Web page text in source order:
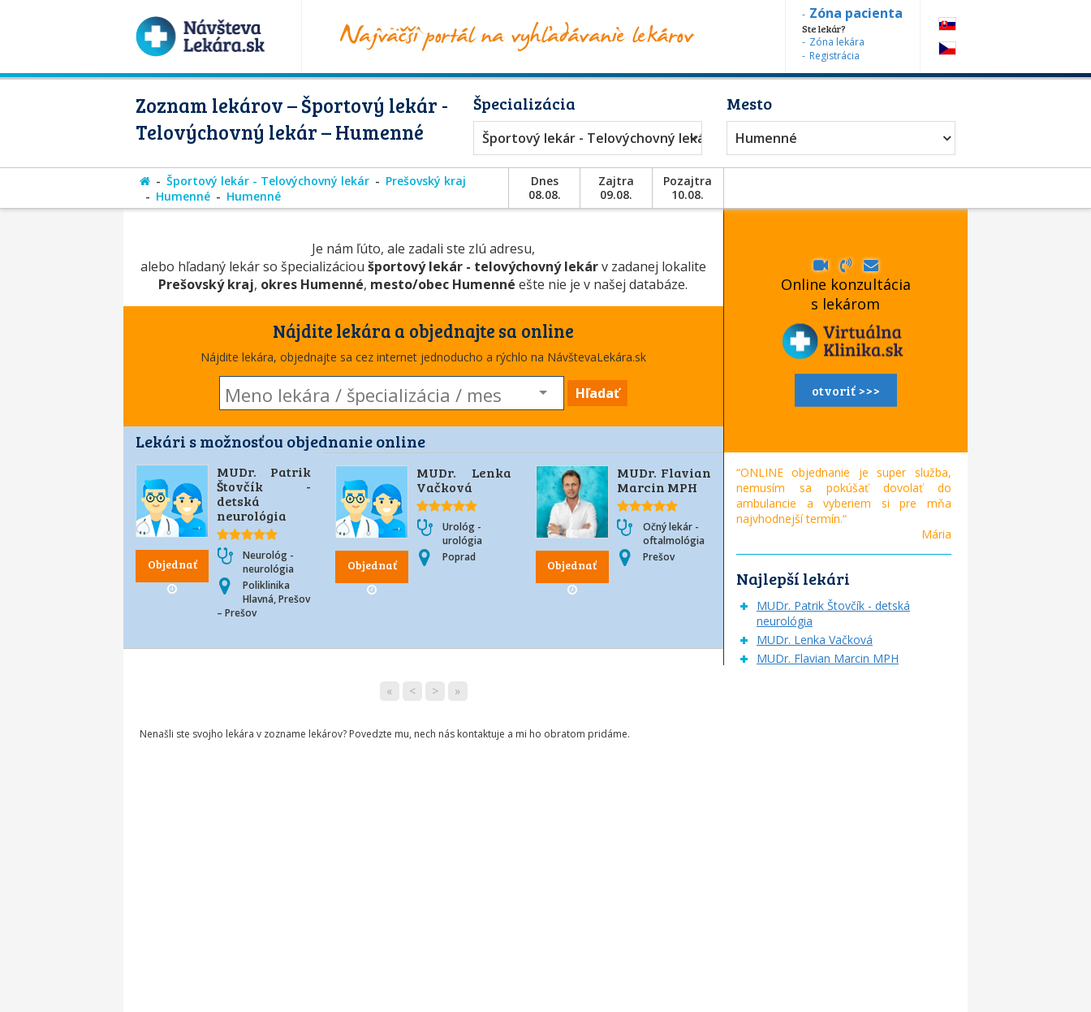
Zóna pacienta
Ste lekár?
Zóna lekára
Registrácia
Zoznam lekárov – Športový lekár -
Telovýchovný lekár – Humenné
Špecializácia
Športový lekár - Telovýchovný lekár
Mesto
Humenné
Športový lekár - Telovýchovný lekár
Prešovský kraj
Humenné
Humenné
Dnes
08.08.
Zajtra
09.08.
Pozajtra
10.08.
Je nám ľúto, ale zadali ste zlú adresu,
alebo hľadaný lekár so špecializáciou športový lekár - telovýchovný lekárv zadanej lokalite
Prešovský kraj, okres Humenné, mesto/obec Humenné ešte nie je v našej databáze.
Nájdite lekára a objednajte sa online
Nájdite lekára, objednajte sa cez internet jednoducho a rýchlo na NávštevaLekára.sk
Hľadať
Lekári s možnosťou objednanie online
Objednať
MUDr. Patrik
Štovčík -
detská
neurológia
Neurológ -
neurológia
Poliklinika
Hlavná, Prešov
– Prešov
Objednať
MUDr. Lenka
Vačková
Urológ -
urológia
Poprad
Objednať
MUDr. Flavian
Marcin MPH
Očný lekár -
oftalmológia
Prešov
« < > »
Nenašli ste svojho lekára v zozname lekárov? Povedzte mu, nech nás kontaktuje a mi ho obratom pridáme.
Online konzultácia
s lekárom
otvoriť >>>
“ONLINE objednanie je super služba,
nemusím sa pokúšať dovolať do
ambulancie a vyberiem si pre mňa
najvhodnejší termín.“
Mária
Najlepší lekári
MUDr. Patrik Štovčík - detská
neurológia
MUDr. Lenka Vačková
MUDr. Flavian Marcin MPH